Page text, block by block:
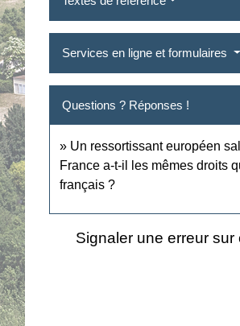
Services en ligne et formulaires
Questions ? Réponses !
Un ressortissant européen
France a-t-il les mêmes droits
français ?
Signaler une erreur sur